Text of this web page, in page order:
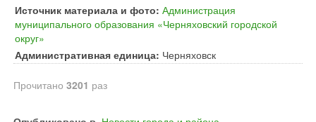
Источник материала и фото: Администрация
муниципального образования «Черняховский городской
округ»
Административная единица: Черняховск
Прочитано 3201 раз